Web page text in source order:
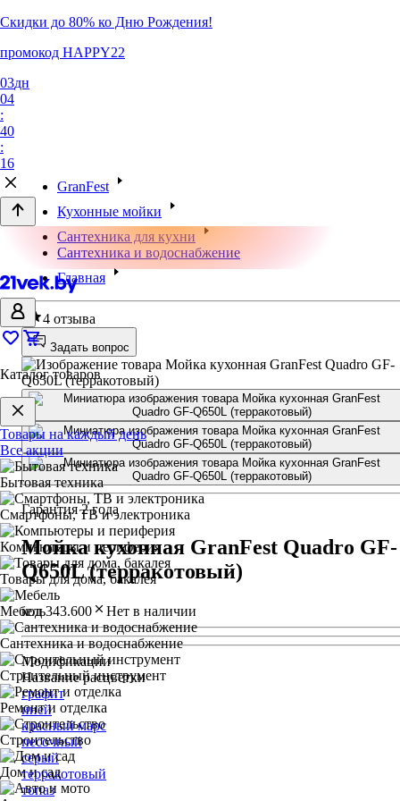
Скидки до 80% ко Дню Рождения!
промокод HAPPY22
03дн
04
:
40
:
16
Каталог товаров
Товары на каждый день
Все акции
Бытовая техника
Смартфоны, ТВ и электроника
Компьютеры и периферия
Товары для дома, бакалея
Мебель
Сантехника и водоснабжение
Строительный инструмент
Ремонт и отделка
Строительство
Дом и сад
GranFest
Кухонные мойки
Сантехника для кухни
Сантехника и водоснабжение
Главная
4 4 отзыва
Задать вопрос
Гарантия 2 года
Мойка кухонная GranFest Quadro GF-
Q650L (терракотовый)
код 343.600 Нет в наличии
Модификации
Название расцветки
графит
иней
красный марс
песочный
серый
терракотовый
топаз